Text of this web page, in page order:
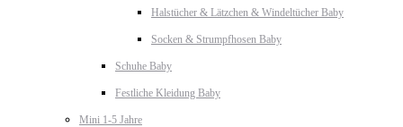
Halstücher & Lätzchen & Windeltücher Baby
Socken & Strumpfhosen Baby
Schuhe Baby
Festliche Kleidung Baby
Mini 1-5 Jahre